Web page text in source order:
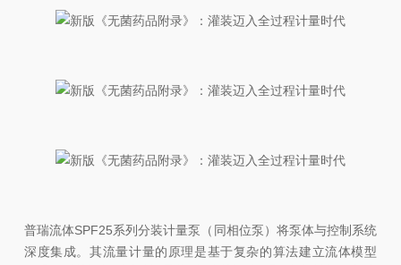
普瑞流体SPF25系列分装计量泵（同相位泵）将泵体与控制系统
深度集成。其流量计量的原理是基于复杂的算法建立流体模型